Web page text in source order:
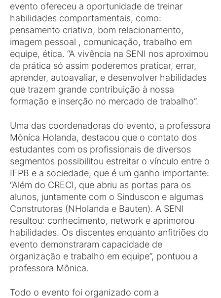
evento ofereceu a oportunidade de treinar
habilidades comportamentais, como:
pensamento criativo, bom relacionamento,
imagem pessoal , comunicação, trabalho em
equipe, ética. “A vivência na SENI nos aproximou
da prática só assim poderemos praticar, errar,
aprender, autoavaliar, e desenvolver habilidades
que trazem grande contribuição à nossa
formação e inserção no mercado de trabalho”.
Uma das coordenadoras do evento, a professora
Mônica Holanda, destacou que o contato dos
estudantes com os profissionais de diversos
segmentos possibilitou estreitar o vínculo entre o
IFPB e a sociedade, que é um ganho importante:
“Além do CRECI, que abriu as portas para os
alunos, juntamente com o Sinduscon e algumas
Construtoras (NHolanda e Bauten). A SENI
resultou: conhecimento, network e aprimorou
habilidades. Os discentes enquanto anfitriões do
evento demonstraram capacidade de
organização e trabalho em equipe”, pontuou a
professora Mônica.
Todo o evento foi organizado com a